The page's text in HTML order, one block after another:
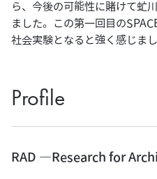
ら、今後の可能性に賭けて虻
ました。この第一回目の
社会実験となると強く感じまし
Profile
RAD ―Research for